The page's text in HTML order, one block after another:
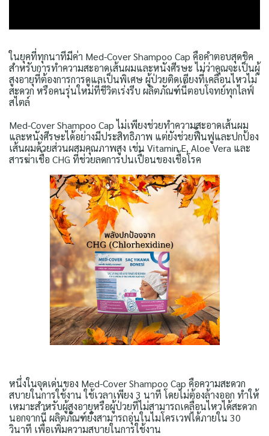
ในยุคที่ทุกนาทีมีค่า Med-Cover Shampoo Cap คือคำตอบสุดชิค
สำหรับการทำความสะอาดเส้นผมและหนังศีรษะ ไม่ว่าคุณจะเป็นผู้
สูงอายุที่ต้องการการดูแลเป็นพิเศษ ผู้ป่วยติดเตียงที่เคลื่อนไหวไม่
สะดวก หรือคนรุ่นใหม่ที่ชีวิตเร่งรีบ ผลิตภัณฑ์นี้ตอบโจทย์ทุกไลฟ์
สไตล์
Med-Cover Shampoo Cap ไม่เพียงช่วยทำความสะอาดเส้นผม
และหนังศีรษะได้อย่างมีประสิทธิภาพ แต่ยังช่วยฟื้นฟูและปกป้อง
เส้นผมด้วยส่วนผสมคุณภาพสูง เช่น Vitamin E, Aloe Vera และ
สารฆ่าเชื้อ CHG ที่ช่วยลดการปนเปื้อนของเชื้อโรค
หนึ่งในจุดเด่นของ Med-Cover Shampoo Cap คือความสะดวก
สบายในการใช้งาน ใช้เวลาเพียง 3 นาที โดยไม่ต้องล้างออก ทำให้
เหมาะสำหรับผู้สูงอายุหรือผู้ป่วยที่ไม่สามารถเคลื่อนไหวได้สะดวก
นอกจากนี้ ผลิตภัณฑ์ยังสามารถอุ่นในไมโครเวฟได้ภายใน 30
วินาที เพื่อเพิ่มความสบายในการใช้งาน